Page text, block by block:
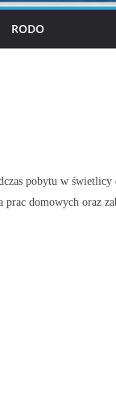
RODO
pobytu w
domowych oraz